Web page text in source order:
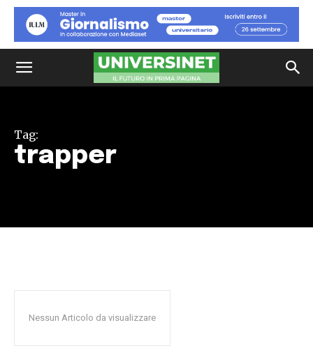
Tag:
trapper
Nessun Articolo da visualizzare